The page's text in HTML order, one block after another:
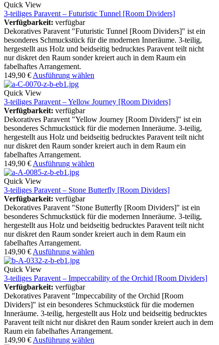
Quick View
3-teiliges Paravent – Futuristic Tunnel [Room Dividers]
Verfügbarkeit: verfügbar
Dekoratives Paravent "Futuristic Tunnel [Room Dividers]" ist ein
besonderes Schmuckstück für die modernen Inneräume. 3-teilig,
hergestellt aus Holz und beidseitig bedrucktes Paravent teilt nicht
nur diskret den Raum sonder kreiert auch in dem Raum ein
fabelhaftes Arrangement.
149,90 € Ausführung wählen
Quick View
3-teiliges Paravent – Yellow Journey [Room Dividers]
Verfügbarkeit: verfügbar
Dekoratives Paravent "Yellow Journey [Room Dividers]" ist ein
besonderes Schmuckstück für die modernen Inneräume. 3-teilig,
hergestellt aus Holz und beidseitig bedrucktes Paravent teilt nicht
nur diskret den Raum sonder kreiert auch in dem Raum ein
fabelhaftes Arrangement.
149,90 € Ausführung wählen
Quick View
3-teiliges Paravent – Stone Butterfly [Room Dividers]
Verfügbarkeit: verfügbar
Dekoratives Paravent "Stone Butterfly [Room Dividers]" ist ein
besonderes Schmuckstück für die modernen Inneräume. 3-teilig,
hergestellt aus Holz und beidseitig bedrucktes Paravent teilt nicht
nur diskret den Raum sonder kreiert auch in dem Raum ein
fabelhaftes Arrangement.
149,90 € Ausführung wählen
Quick View
3-teiliges Paravent – Impeccability of the Orchid [Room Dividers]
Verfügbarkeit: verfügbar
Dekoratives Paravent "Impeccability of the Orchid [Room
Dividers]" ist ein besonderes Schmuckstück für die modernen
Inneräume. 3-teilig, hergestellt aus Holz und beidseitig bedrucktes
Paravent teilt nicht nur diskret den Raum sonder kreiert auch in dem
Raum ein fabelhaftes Arrangement.
149,90 € Ausführung wählen